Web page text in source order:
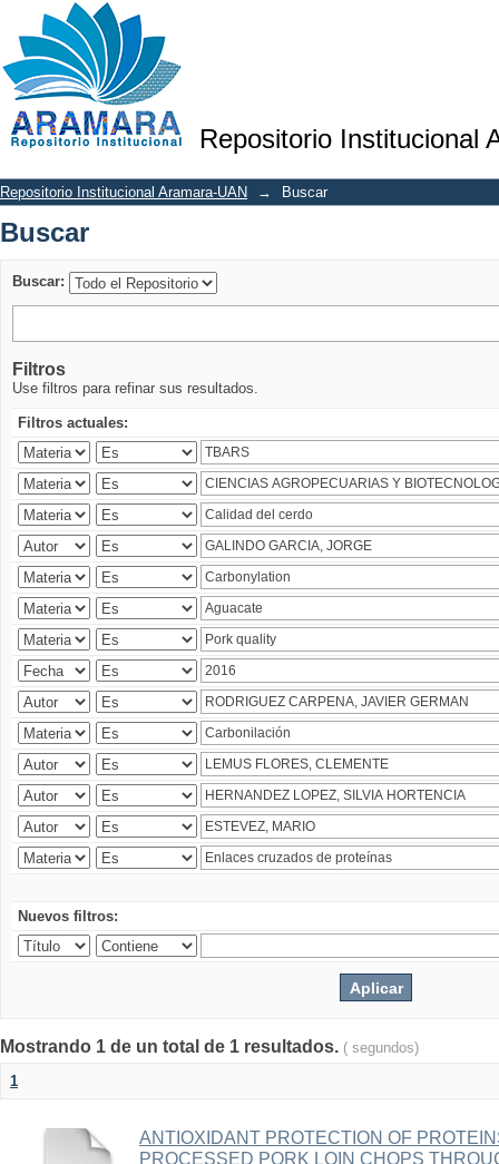
Repositorio Institucional
Buscar
Repositorio Institucional Aramara-UAN → Buscar
Buscar
Buscar:
Filtros
Use filtros para refinar sus resultados.
Filtros actuales:
Nuevos filtros:
Mostrando 1 de un total de 1 resultados. ( segundos)
1
ANTIOXIDANT PROTECTION OF
PROCESSED PORK LOIN CHOPS